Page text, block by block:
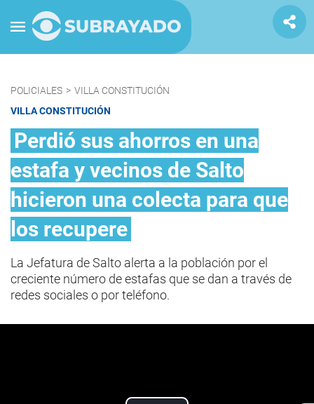
POLICIALES > VILLA CONSTITUCIÓN
VILLA CONSTITUCIÓN
Perdió sus ahorros en una
estafa y vecinos de Salto
hicieron una colecta para que
los recupere
La Jefatura de Salto alerta a la población por el
creciente número de estafas que se dan a través de
redes sociales o por teléfono.